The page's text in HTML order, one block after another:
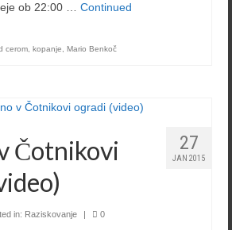
ob 22:00 … Continued
cerom kopanje Mario Benkoč
27
JAN 2015
Čotnikovi
in: Raziskovanje 0